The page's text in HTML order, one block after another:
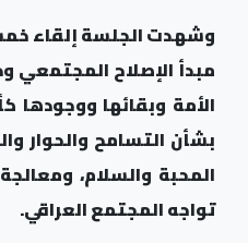
وشهدتالجلسة إلقاء
مبدأ الإصلاح المجتمعي
الأمة وبقائها ووجودها
بشأن التسامح والحوار
المحبة والسلام،
تواجه المجتمع العراقي.